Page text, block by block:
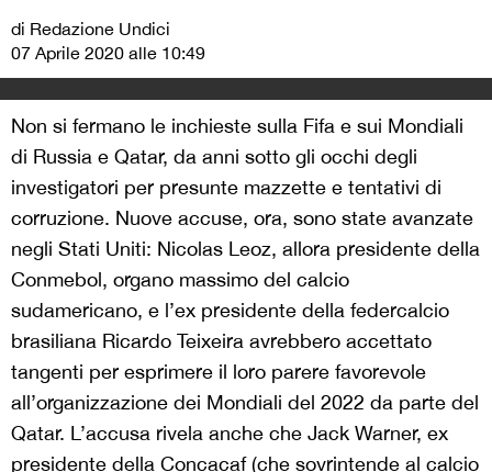
di Redazione Undici
07 Aprile 2020 alle 10:49
Non si fermano le inchieste sulla Fifa e sui Mondiali
di Russia e Qatar, da anni sotto gli occhi degli
investigatori per presunte mazzette e tentativi di
corruzione. Nuove accuse, ora, sono state avanzate
negli Stati Uniti: Nicolas Leoz, allora presidente della
Conmebol, organo massimo del calcio
sudamericano, e l’ex presidente della federcalcio
brasiliana Ricardo Teixeira avrebbero accettato
tangenti per esprimere il loro parere favorevole
all’organizzazione dei Mondiali del 2022 da parte del
Qatar. L’accusa rivela anche che Jack Warner, ex
presidente della Concacaf (che sovrintende al calcio